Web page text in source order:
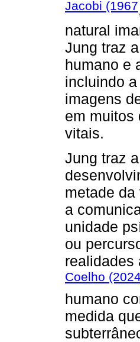
Jacobi (1967
natural
Jung traz
humano e
incluindo
imagens
em muitos
vitais.
Jung traz
metade
a
unidade
ou
realidades
Coelho
humano
medida